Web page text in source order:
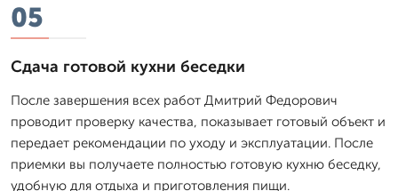
05
Сдача готовой кухни беседки
После завершения всех работ Дмитpий Федорович
проводит проверку качества, показывает готовый объект и
передает рекомендации по уходу и эксплуатации. После
приемки вы получаете полностью готовую кухню беседку,
удобную для отдыха и приготовления пищи.